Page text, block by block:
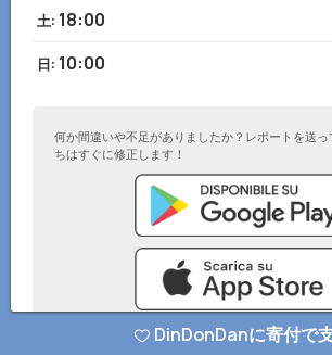
土: 18:00
日: 10:00
何か間違いや不足がありましたか？レポートを送
ちはすぐに修正します！
DinDonDanに寄付で